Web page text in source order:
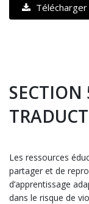
Télécharger
Les ressources
partager et de
d’apprentissage
dans le risque de